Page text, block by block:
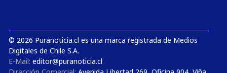
© 2026 Puranoticia.cl es una marca registrada de Medios
Digitales de Chile S.A.
E-Mail: editor@puranoticia.cl